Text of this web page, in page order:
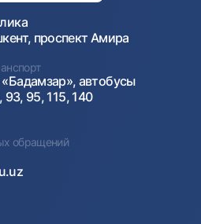
проспект Амира
автобусы
93, 95, 115, 140
обращений